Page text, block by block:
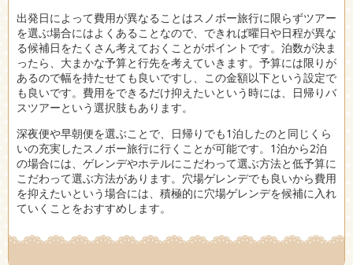
出発日によって費用が異なることはスノボー旅行に限らずツアー
を選ぶ場合にはよくあることなので、できれば曜日や日程が異な
る候補日をたくさん考えておくことがポイントです。泊数が決ま
ったら、大まかな予算と行先を考えていきます。予算には限りが
あるので幅を持たせても良いですし、この金額以下という設定で
も良いです。費用をできるだけ抑えたいという時には、日帰りバ
スツアーという選択肢もあります。
深夜便や早朝便を選ぶことで、日帰りでも1泊したのと同じくら
いの充実したスノボー旅行に行くことが可能です。1泊から2泊
の場合には、ゲレンデやホテルにこだわって選ぶ方法と低予算に
こだわって選ぶ方法があります。穴場ゲレンデでも良いから費用
を抑えたいという場合には、積極的に穴場ゲレンデを候補に入れ
ていくことをおすすめします。